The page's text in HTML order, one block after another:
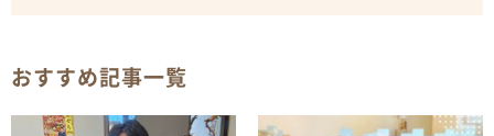
おすすめ記事一覧